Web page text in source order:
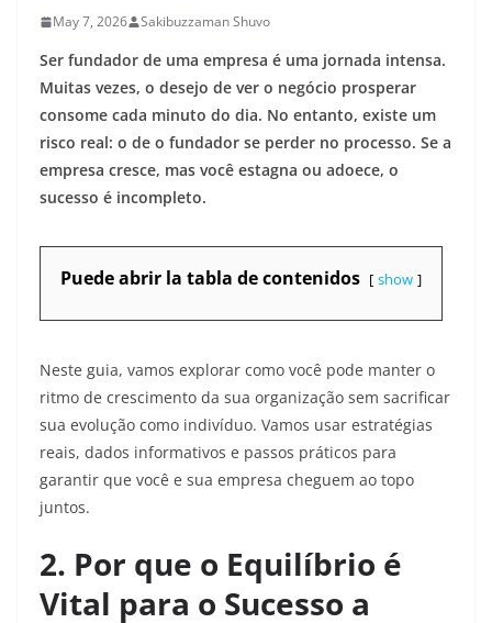
May 7, 2026 Sakibuzzaman Shuvo
Ser fundador de uma empresa é uma jornada intensa.
Muitas vezes, o desejo de ver o negócio prosperar
consome cada minuto do dia. No entanto, existe um
risco real: o de o fundador se perder no processo. Se a
empresa cresce, mas você estagna ou adoece, o
sucesso é incompleto.
Puede abrir la tabla de contenidos show
Neste guia, vamos explorar como você pode manter o
ritmo de crescimento da sua organização sem sacrificar
sua evolução como indivíduo. Vamos usar estratégias
reais, dados informativos e passos práticos para
garantir que você e sua empresa cheguem ao topo
juntos.
2. Por que o Equilíbrio é
Vital para o Sucesso a